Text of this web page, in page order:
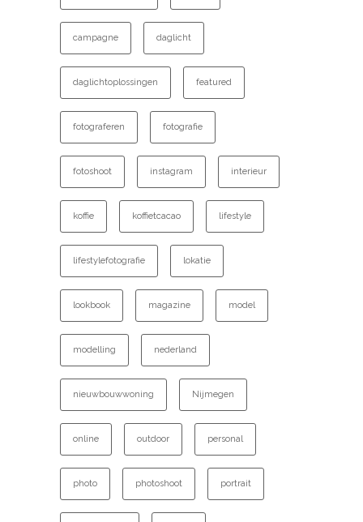
campagne daglicht
daglichtoplossingen featured
fotograferen fotografie
fotoshoot instagram interieur
koffie koffietcacao lifestyle
lifestylefotografie lokatie
lookbook magazine model
modelling nederland
nieuwbouwwoning Nijmegen
online outdoor personal
photo photoshoot portrait